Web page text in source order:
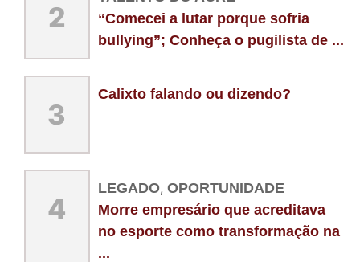
2
“Comecei a lutar porque sofria
bullying”; Conheça o pugilista de ...
3
Calixto falando ou dizendo?
4
LEGADO, OPORTUNIDADE
Morre empresário que acreditava
no esporte como transformação na
...